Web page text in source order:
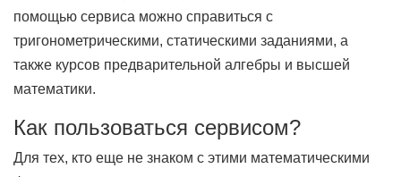
помощью сервиса можно справиться с
тригонометрическими, статическими заданиями, а
также курсов предварительной алгебры и высшей
математики.
Как пользоваться сервисом?
Для тех, кто еще не знаком с этими математическими